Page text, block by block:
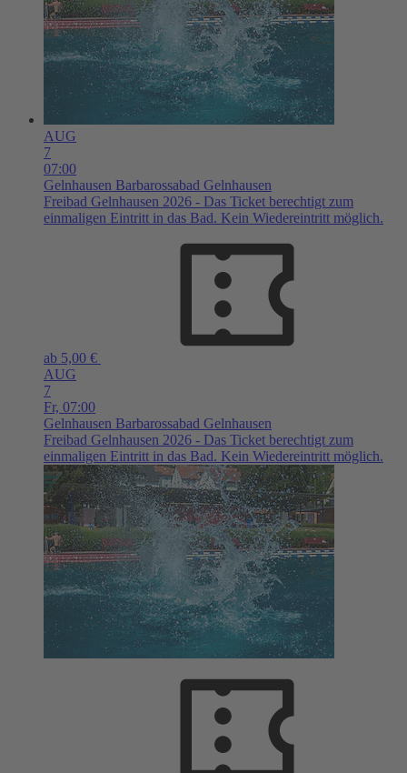
AUG
7
07:00
Gelnhausen Barbarossabad Gelnhausen
Freibad Gelnhausen 2026 - Das Ticket berechtigt zum
einmaligen Eintritt in das Bad. Kein Wiedereintritt möglich.
ab 5,00 €
AUG
7
Fr, 07:00
Gelnhausen Barbarossabad Gelnhausen
Freibad Gelnhausen 2026 - Das Ticket berechtigt zum
einmaligen Eintritt in das Bad. Kein Wiedereintritt möglich.